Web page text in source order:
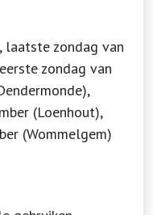
laatste zondag van
zondag van
(Loenhout),
(Wommelgem)